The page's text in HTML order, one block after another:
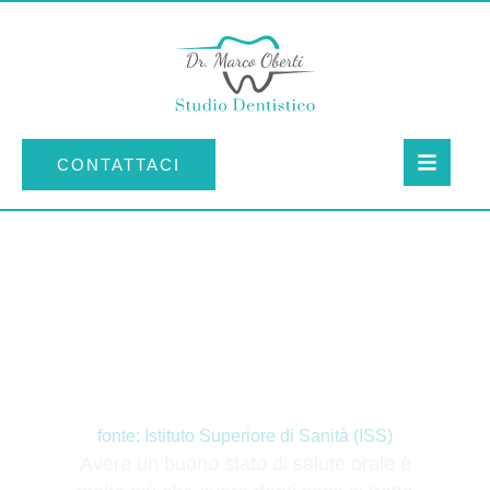
CONTATTACI
fonte: Istituto Superiore di Sanità (ISS)